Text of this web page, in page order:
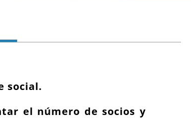
social.
el número de socios y